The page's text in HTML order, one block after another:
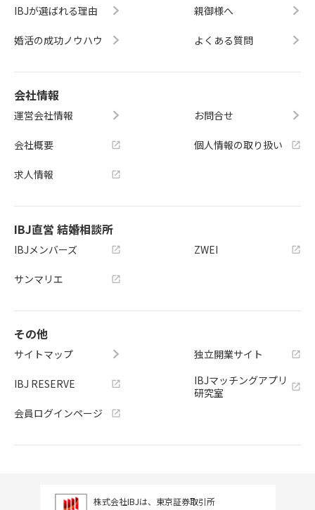
IBJが選ばれる理由
婚活の成功ノウハウ
親御様へ
よくある質問
会社情報
運営会社情報
会社概要
求人情報
お問合せ
個人情報の取り扱い
IBJ直営 結婚相談所
IBJメンバーズ
サンマリエ
ZWEI
その他
サイトマップ
IBJ RESERVE
会員ログインページ
独立開業サイト
IBJマッチングアプリ
研究室
株式会社IBJは、東京証券取引所